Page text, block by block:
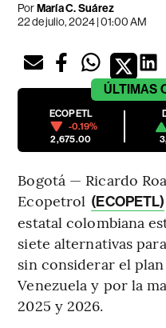
PorMaría C. Suárez
22 de julio, 2024 | 01:00 AM
ÚLTIMAS
ECOPETL
-0.19%
2,675.00
Bogotá — Ricardo
Ecopetrol (ECOPETL)
estatal colombiana
siete alternativas
sin considerar el
Venezuela y por la
2025 y 2026.